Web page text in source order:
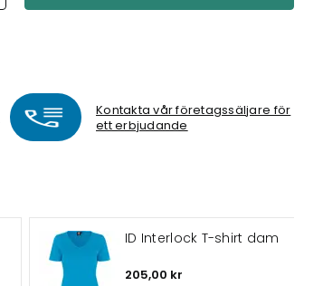
Kontakta vår företagssäljare för
ett erbjudande
ID Interlock T-shirt dam
205,00 kr